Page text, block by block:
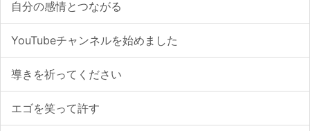
自分の感情とつながる
YouTubeチャンネルを始めました
導きを祈ってください
エゴを笑って許す